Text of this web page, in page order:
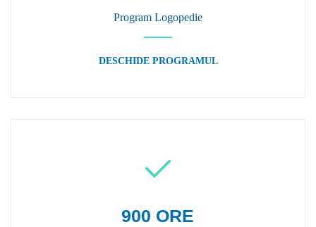
Program Logopedie
DESCHIDE PROGRAMUL
900 ORE